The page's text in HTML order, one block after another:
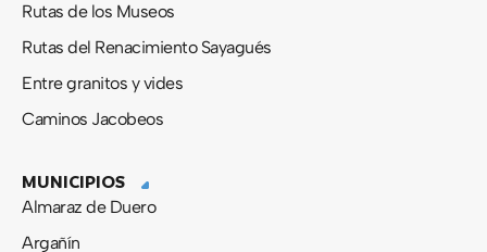
Rutas de los Museos
Rutas del Renacimiento Sayagués
Entre granitos y vides
Caminos Jacobeos
MUNICIPIOS
Almaraz de Duero
Argañín